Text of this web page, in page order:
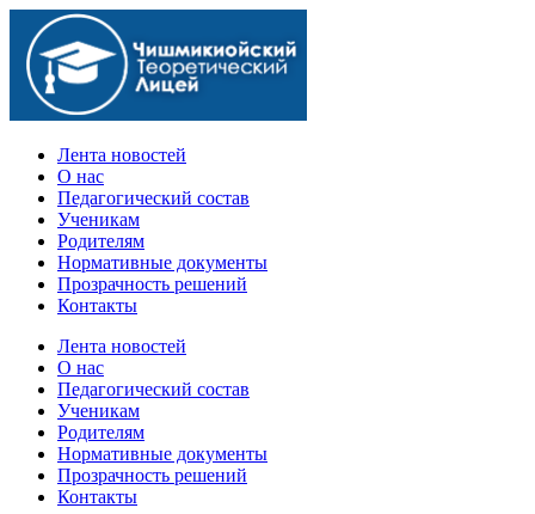
Официальный сайт учебного заведения
Лента новостей
О нас
Педагогический состав
Ученикам
Родителям
Нормативные документы
Прозрачность решений
Контакты
Лента новостей
О нас
Педагогический состав
Ученикам
Родителям
Нормативные документы
Прозрачность решений
Контакты